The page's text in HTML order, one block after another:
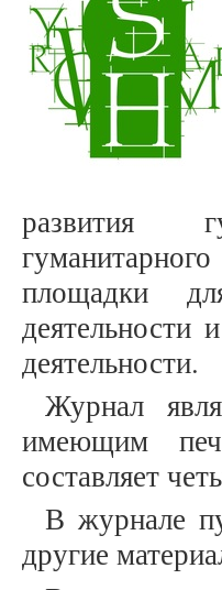
развития
площадки
деятельности
деятельности.
Журнал
имеющим
составляет
В журнале
другие